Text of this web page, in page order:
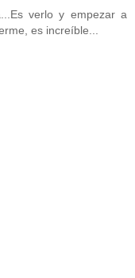
verlo y empezar a
es increíble...